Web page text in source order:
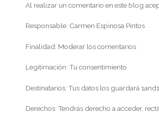
Al realizar un comentario en este blog
Responsable: Carmen Espinosa Pintos
Finalidad: Moderar los comentarios
Legitimación: Tu consentimiento
Destinatarios: Tus datos los guardará
Derechos: Tendrás derecho a acceder,